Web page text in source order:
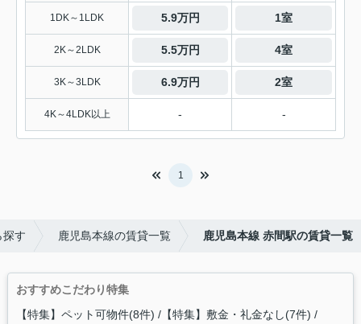
1DK～1LDK 5.9万円 1室
2K～2LDK 5.5万円 4室
3K～3LDK 6.9万円 2室
4K～4LDK以上 - -
1
探す 鹿児島本線の賃貸一覧 鹿児島本線 赤間駅の賃貸一覧
おすすめこだわり特集
【特集】ペット可物件(8件) 【特集】敷金・礼金なし(7件)